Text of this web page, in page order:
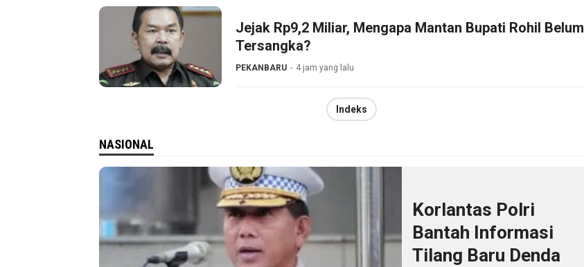
Jejak Rp9,2 Miliar, Mengapa Mantan Bupati Rohil Belum
Tersangka?
PEKANBARU 4 jam yang lalu
Indeks
NASIONAL
Korlantas Polri
Bantah Informasi
Tilang Baru Denda